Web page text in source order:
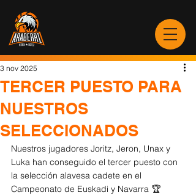
TERCER PUESTO PARA
NUESTROS
SELECCIONADOS
3 nov 2025
Nuestros jugadores Joritz, Jeron, Unax y
Luka han conseguido el tercer puesto con
la selección alavesa cadete en el
Campeonato de Euskadi y Navarra 🏆